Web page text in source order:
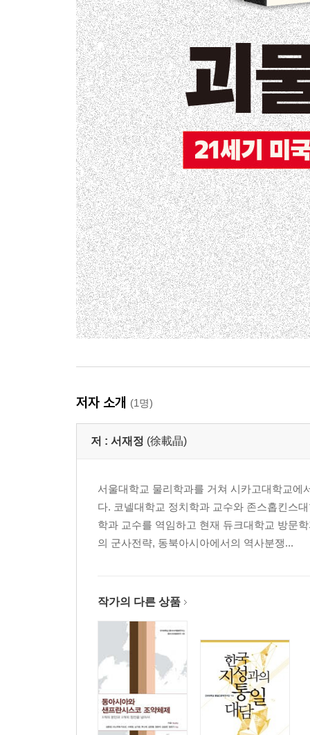
저자 소개 (1명)
저 : 서재정 (徐載晶)
서울대학교 물리학과를 거쳐 시카고대학교
다. 코넬대학교 정치학과 교수와 존스홉킨스
학과 교수를 역임하고 현재 듀크대학교 방문
의 군사전략, 동북아시아에서의 역사분쟁...
작가의 다른 상품